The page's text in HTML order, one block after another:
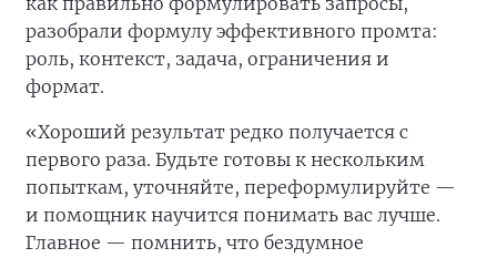
разобрали формулу эффективного промта:
роль, контекст, задача, ограничения и
формат.
«Хороший результат редко получается с
первого раза. Будьте готовы к нескольким
попыткам, уточняйте, переформулируйте —
и помощник научится понимать вас лучше.
Главное — помнить, что бездумное